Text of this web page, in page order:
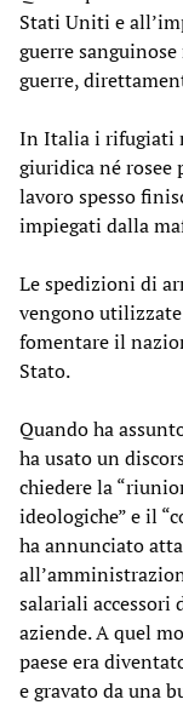
Stati Uniti e
guerre
guerre,
In Italia i rifugiati
giuridica né
lavoro spesso
impiegati dalla
Le spedizioni di
vengono
fomentare il
Stato.
Quando ha
ha usato un
chiedere la
ideologiche” e il
ha annunciato
salariali accessori
aziende. A quel
paese era
e gravato da una